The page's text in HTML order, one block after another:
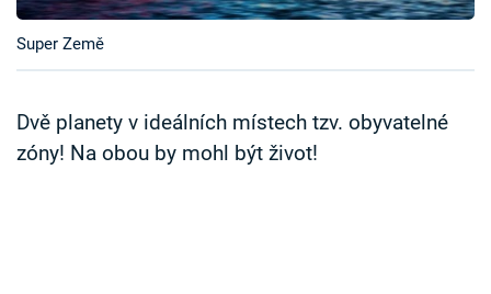
Sledujte prima+
Přihlášení
Super Země
Dvě planety v ideálních místech tzv. obyvatelné
zóny! Na obou by mohl být život!